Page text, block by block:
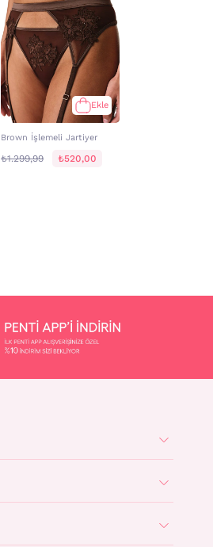
Ekle
Brown İşlemeli Jartiyer
₺1.299,99 ₺520,00